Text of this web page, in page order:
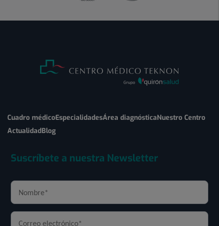
Cuadro médicoEspecialidadesÁrea diagnósticaNuestro Centro
ActualidadBlog
Suscríbete a nuestra Newsletter